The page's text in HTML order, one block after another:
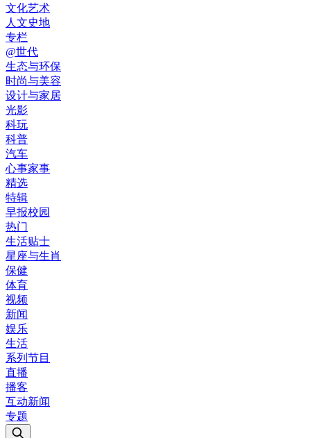
文化艺术
人文史地
专栏
@世代
生态与环保
时尚与美容
设计与家居
光影
科玩
科普
汽车
心事家事
精选
特辑
早报校园
热门
生活贴士
星座与生肖
保健
体育
视频
新闻
娱乐
生活
系列节目
直播
播客
互动新闻
专题